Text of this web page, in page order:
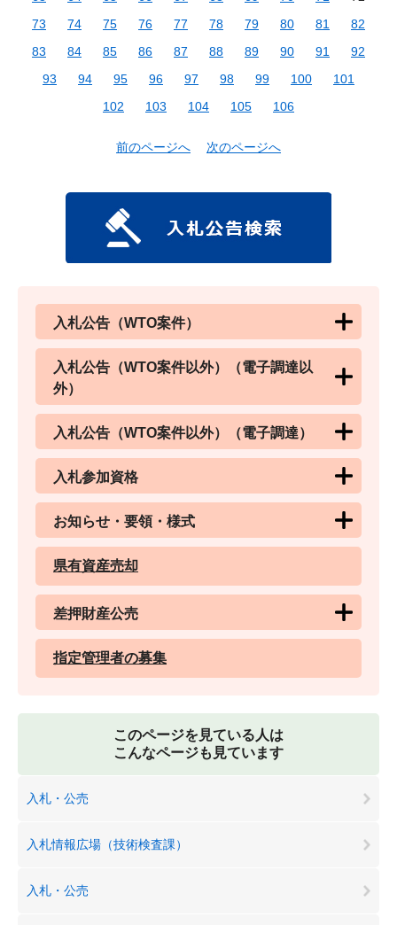
73
74 75 76 77 78 79 80 81
82
83
84 85 86 87 88 89 90 91
92
93
94 95 96 97 98 99 100
101
102
103 104 105 106
前のページへ 次のページへ
入札公告（WTO案件）
入札公告（WTO案件以外）（電子調達以
外）
入札公告（WTO案件以外）（電子調達）
入札参加資格
お知らせ・要領・様式
県有資産売却
差押財産公売
指定管理者の募集
このページを見ている人は
こんなページも見ています
入札・公売
入札情報広場（技術検査課）
入札・公売